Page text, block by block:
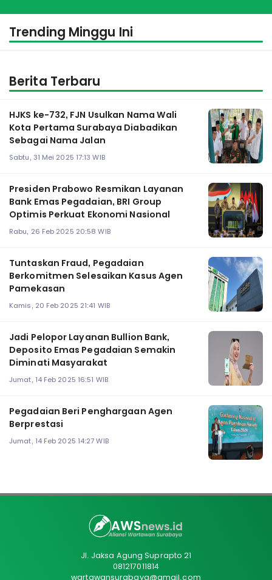
Trending Minggu Ini
Berita Terbaru
HJKS ke-732, FJN Usulkan Nama Wali
Kota Pertama Surabaya Diabadikan
Sebagai Nama Jalan
Sabtu, 31 Mei 2025 17:13 WIB
Presiden Prabowo Resmikan Layanan
Bank Emas Pegadaian, BRI Group
Optimis Perkuat Ekonomi Nasional
Rabu, 26 Feb 2025 20:58 WIB
Tuntaskan Fraud, Pegadaian
Berkomitmen Selesaikan Kasus Agen
Pamekasan
Kamis, 20 Feb 2025 21:41 WIB
Jadi Pelopor Layanan Bullion Bank,
Deposito Emas Pegadaian Semakin
Diminati Masyarakat
Jumat, 14 Feb 2025 16:51 WIB
Pegadaian Beri Penghargaan Agen
Berprestasi
Jumat, 14 Feb 2025 14:27 WIB
Jl. Jaksa Agung Suprapto 21
081217011814
wartawansurabaya@gmail.com